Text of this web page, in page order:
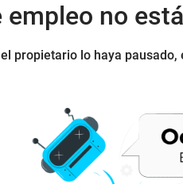
empleo no
propietario lo haya